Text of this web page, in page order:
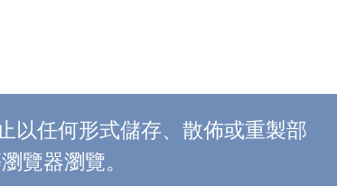
以任何形式儲存、散佈或重製部
覽器瀏覽。